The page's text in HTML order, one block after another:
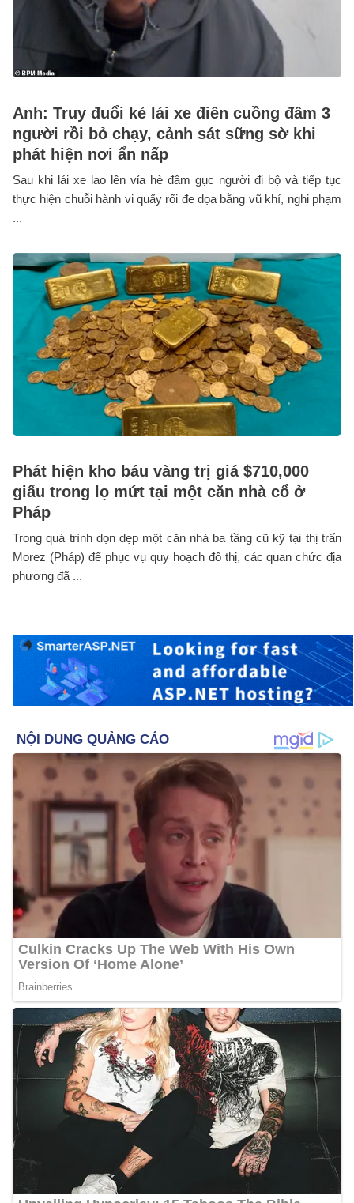
Anh: Truy đuổi kẻ lái xe điên cuồng đâm 3
người rồi bỏ chạy, cảnh sát sững sờ khi
phát hiện nơi ẩn nấp
Sau khi lái xe lao lên vỉa hè đâm gục người đi bộ và tiếp tục
thực hiện chuỗi hành vi quấy rối đe dọa bằng vũ khí, nghi phạm
...
Phát hiện kho báu vàng trị giá $710,000
giấu trong lọ mứt tại một căn nhà cổ ở
Pháp
Trong quá trình dọn dẹp một căn nhà ba tầng cũ kỹ tại thị trấn
Morez (Pháp) để phục vụ quy hoạch đô thị, các quan chức địa
phương đã ...